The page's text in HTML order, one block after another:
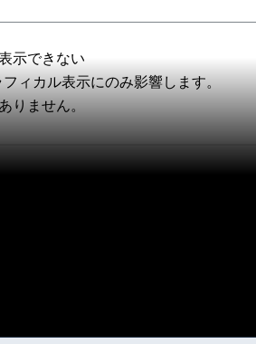
示できない
ィカル表示にのみ影響します。
りません。